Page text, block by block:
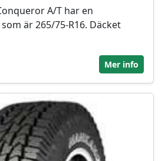
A/T har en
är 265/75-R16. Däcket
Mer info